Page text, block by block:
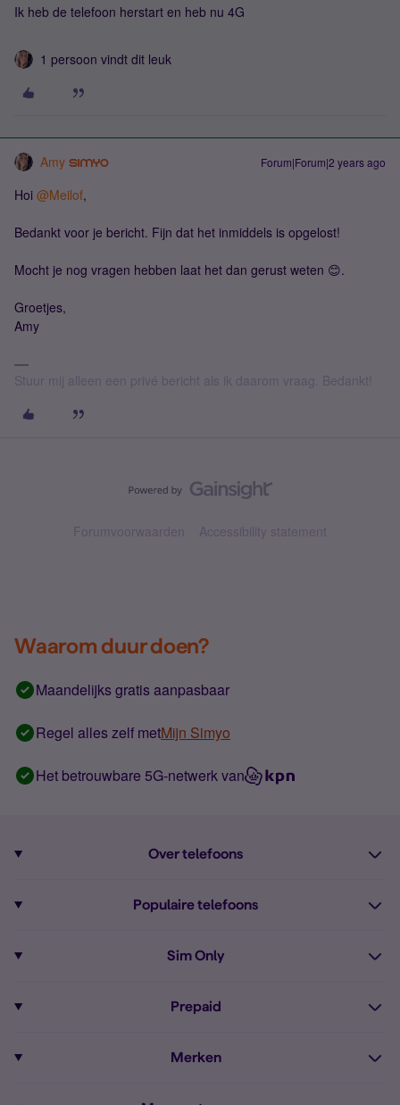
Ik heb de telefoon herstart en heb nu 4G
1 persoon vindt dit leuk
Amy Forum|Forum|2 years ago
Hoi @Meilof,
Bedankt voor je bericht. Fijn dat het inmiddels is opgelost!
Mocht je nog vragen hebben laat het dan gerust weten 😊.
Groetjes,
Amy
Stuur mij alleen een privé bericht als ik daarom vraag. Bedankt!
Forumvoorwaarden Accessibility statement
Waarom duur doen?
Maandelijks gratis aanpasbaar
Regel alles zelf metMijn Simyo
Het betrouwbare 5G-netwerk van
Over telefoons
Alle telefoons
Populaire telefoons
iPhone 16
Sim Only
Onbeperkt bellen
Zakelijk Sim Only abonnement
Prepaid
Merken